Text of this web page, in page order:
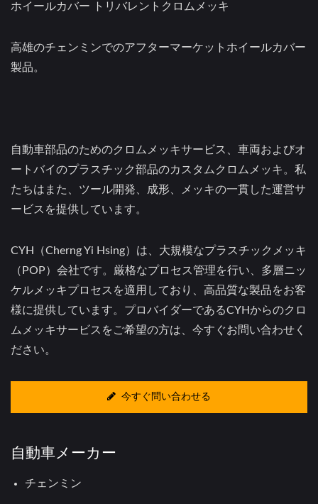
ホイールカバー トリバレントクロムメッキ
高雄のチェンミンでのアフターマーケットホイールカバー
製品。
自動車部品のためのクロムメッキサービス、車両およびオ
ートバイのプラスチック部品のカスタムクロムメッキ。私
たちはまた、ツール開発、成形、メッキの一貫した運営サ
ービスを提供しています。
CYH（Cherng Yi Hsing）は、大規模なプラスチックメッキ
（POP）会社です。厳格なプロセス管理を行い、多層ニッ
ケルメッキプロセスを適用しており、高品質な製品をお客
様に提供しています。プロバイダーであるCYHからのクロ
ムメッキサービスをご希望の方は、今すぐお問い合わせく
ださい。
今すぐ問い合わせる
自動車メーカー
チェンミン